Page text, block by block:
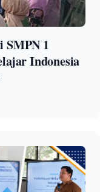
SMPN 1
Indonesia